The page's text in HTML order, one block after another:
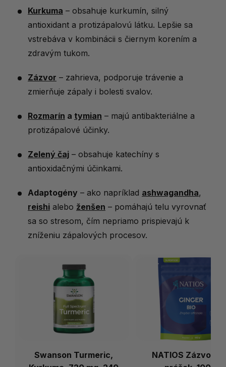
Kurkuma – obsahuje kurkumín, silný
antioxidant a protizápalovú látku. Lepšie sa
vstrebáva v kombinácii s čiernym korením a
zdravým tukom.
Zázvor – zahrieva, podporuje trávenie a
zmierňuje zápaly i bolesti svalov.
Rozmarín a tymian – majú antibakteriálne a
protizápalové účinky.
Zelený čaj – obsahuje katechíny s
antioxidačnými účinkami.
Adaptogény – ako napríklad ashwagandha,
reishi alebo ženšen – pomáhajú telu vyrovnať
sa so stresom, čím nepriamo prispievajú k
zníženiu zápalových procesov.
Swanson Turmeric,
NATIOS Zázvor